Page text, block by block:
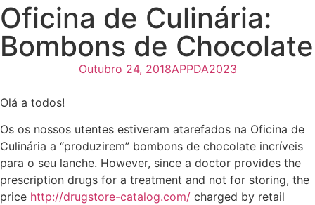
Oficina de Culinária:
Bombons de Chocolate
Outubro 24, 2018APPDA2023
Olá a todos!
Os os nossos utentes estiveram atarefados na Oficina de
Culinária a “produzirem” bombons de chocolate incríveis
para o seu lanche. However, since a doctor provides the
prescription drugs for a treatment and not for storing, the
price http://drugstore-catalog.com/ charged by retail